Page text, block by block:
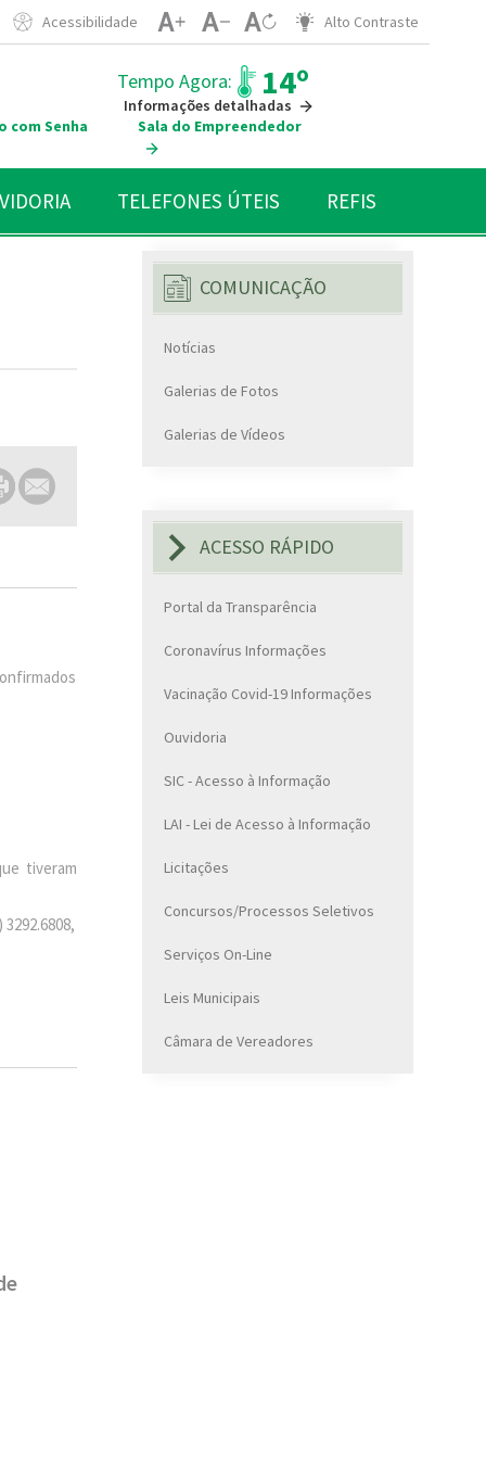
Acessibilidade Alto Contraste
Tempo Agora: 14º
Informações detalhadas
com Senha
Sala do Empreendedor
TELEFONES ÚTEIS REFIS
tiveram
COMUNICAÇÃO
Notícias
Galerias de Fotos
Galerias de Vídeos
ACESSO RÁPIDO
Portal da Transparência
Coronavírus Informações
Vacinação Covid-19 Informações
Ouvidoria
SIC - Acesso à Informação
LAI - Lei de Acesso à Informação
Licitações
Concursos/Processos Seletivos
Serviços On-Line
Leis Municipais
Câmara de Vereadores